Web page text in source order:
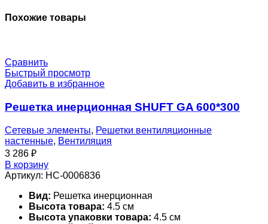
Похожие товары
Сравнить
Быстрый просмотр
Добавить в избранное
Решетка инерционная SHUFT GA 600*300
Сетевые элементы, Решетки вентиляционные
настенные, Вентиляция
3 286 ₽
В корзину
Артикул: НС-0006836
Вид: Решетка инерционная
Высота товара: 4.5 см
Высота упаковки товара: 4.5 см